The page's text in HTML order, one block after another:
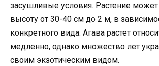
засушливые условия. Растение может
высоту от 30-40 см до 2 м, в
конкретного вида. Агава растет
медленно, однако множество лет
своим экзотическим видом.